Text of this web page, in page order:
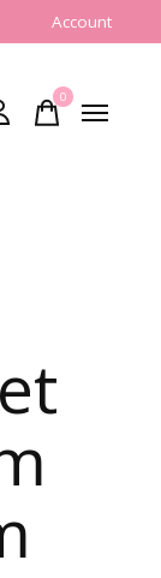
Account
0items